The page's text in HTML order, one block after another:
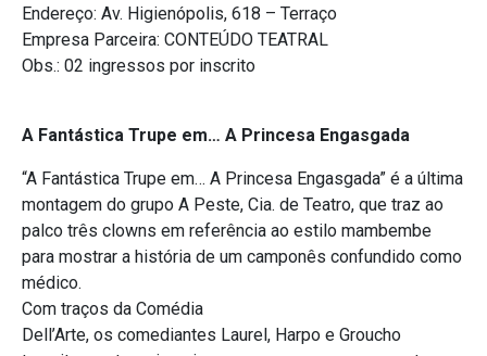
Endereço: Av. Higienópolis, 618 – Terraço
Empresa Parceira: CONTEÚDO TEATRAL
Obs.: 02 ingressos por inscrito
A Fantástica Trupe em… A Princesa Engasgada
“A Fantástica Trupe em… A Princesa Engasgada” é a última
montagem do grupo A Peste, Cia. de Teatro, que traz ao
palco três clowns em referência ao estilo mambembe
para mostrar a história de um camponês confundido como
médico.
Com traços da Comédia
Dell’Arte, os comediantes Laurel, Harpo e Groucho